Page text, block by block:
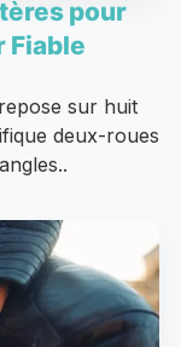
pour
Fiable
sur huit
deux-roues